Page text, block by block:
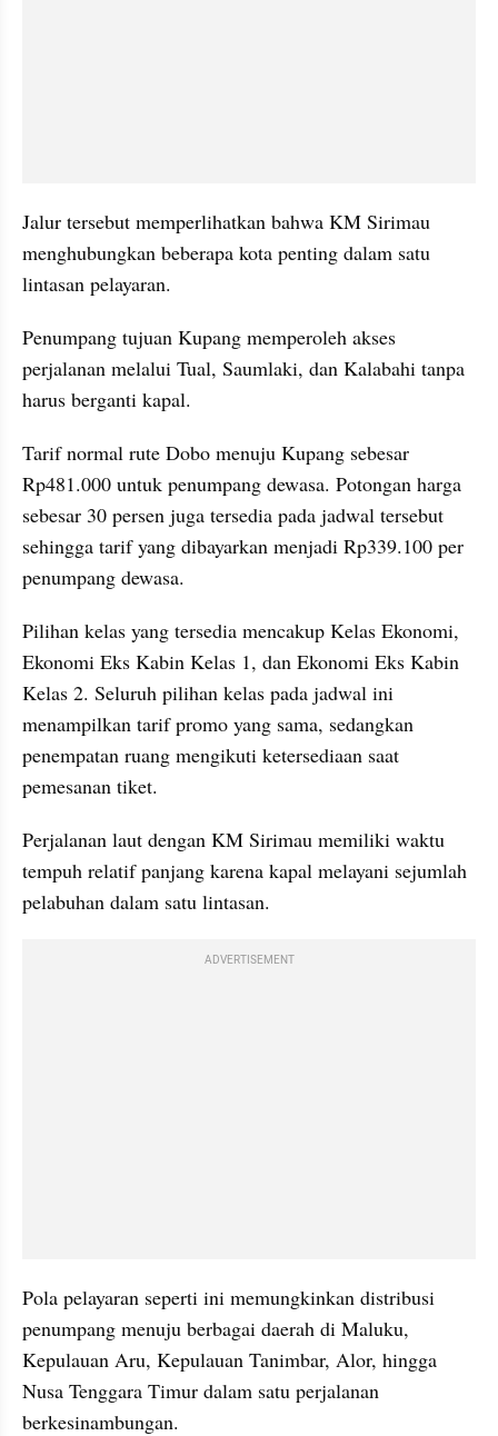
Jalur tersebut memperlihatkan bahwa KM Sirimau
menghubungkan beberapa kota penting dalam satu
lintasan pelayaran.
Penumpang tujuan Kupang memperoleh akses
perjalanan melalui Tual, Saumlaki, dan Kalabahi tanpa
harus berganti kapal.
Tarif normal rute Dobo menuju Kupang sebesar
Rp481.000 untuk penumpang dewasa. Potongan harga
sebesar 30 persen juga tersedia pada jadwal tersebut
sehingga tarif yang dibayarkan menjadi Rp339.100 per
penumpang dewasa.
Pilihan kelas yang tersedia mencakup Kelas Ekonomi,
Ekonomi Eks Kabin Kelas 1, dan Ekonomi Eks Kabin
Kelas 2. Seluruh pilihan kelas pada jadwal ini
menampilkan tarif promo yang sama, sedangkan
penempatan ruang mengikuti ketersediaan saat
pemesanan tiket.
Perjalanan laut dengan KM Sirimau memiliki waktu
tempuh relatif panjang karena kapal melayani sejumlah
pelabuhan dalam satu lintasan.
ADVERTISEMENT
Pola pelayaran seperti ini memungkinkan distribusi
penumpang menuju berbagai daerah di Maluku,
Kepulauan Aru, Kepulauan Tanimbar, Alor, hingga
Nusa Tenggara Timur dalam satu perjalanan
berkesinambungan.